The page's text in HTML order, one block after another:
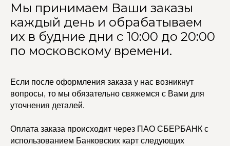
Мы принимаем Ваши заказы
каждый день и обрабатываем
их в будние дни с 10:00 до 20:00
по московскому времени.
Если после оформления заказа у нас возникнут
вопросы, то мы обязательно свяжемся с Вами для
уточнения деталей.
Оплата заказа происходит через ПАО СБЕРБАНК с
использованием Банковских карт следующих